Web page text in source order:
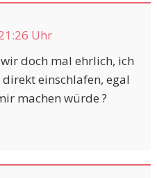
Uhr
doch mal ehrlich, ich
einschlafen, egal
machen würde ?